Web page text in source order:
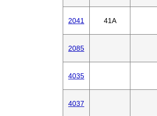
2041 41A
2085
4035
4037